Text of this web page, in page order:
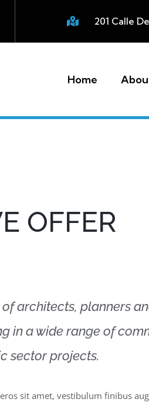
201 Calle
Home
OFFER
architects, planners
in a wide range of
sector projects.
sit amet, vestibulum finibus